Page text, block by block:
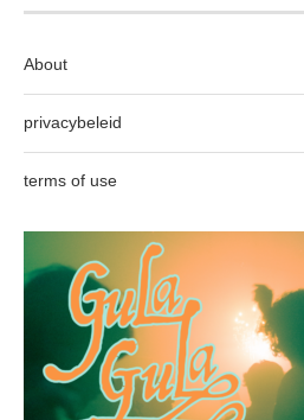
About
privacybeleid
terms of use